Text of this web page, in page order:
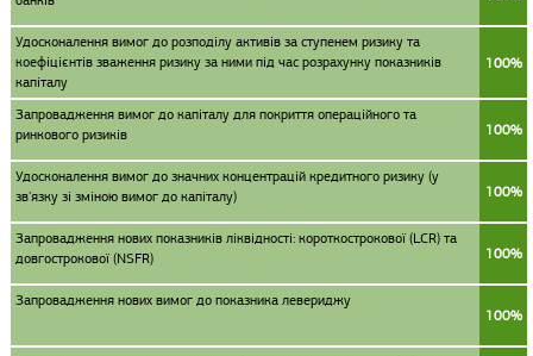
Удосконалення вимог до розподілу активів за ступенем ризику та
коефіцієнтів зваження ризику за ними під час розрахунку показників
капіталу
100%
Запровадження вимог до капіталу для покриття операційного та
ринкового ризиків
100%
Удосконалення вимог до значних концентрацій кредитного ризику (у
зв'язку зі зміною вимог до капіталу)
100%
Запровадження нових показників ліквідності: короткострокової (LCR) та
довгострокової (NSFR)
100%
Запровадження нових вимог до показника левериджу
100%